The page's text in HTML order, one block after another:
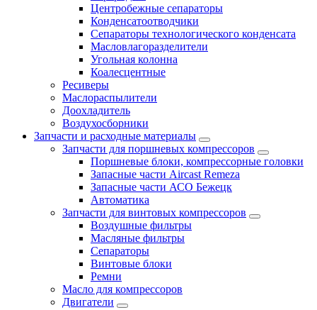
Центробежные сепараторы
Конденсатоотводчики
Сепараторы технологического конденсата
Масловлагоразделители
Угольная колонна
Коалесцентные
Ресиверы
Маслораспылители
Доохладитель
Воздухосборники
Запчасти и расходные материалы
Запчасти для поршневых компрессоров
Поршневые блоки, компрессорные головки
Запасные части Aircast Remeza
Запасные части АСО Бежецк
Автоматика
Запчасти для винтовых компрессоров
Воздушные фильтры
Масляные фильтры
Сепараторы
Винтовые блоки
Ремни
Масло для компрессоров
Двигатели